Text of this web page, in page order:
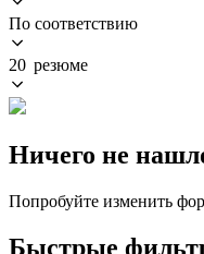
По соответствию
20 резюме
Ничего не
Попробуйте изменить
Быстрые